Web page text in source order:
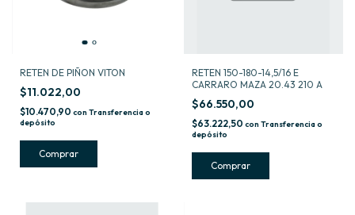
RETEN DE PIÑON VITON
$11.022,00
$10.470,90 con Transferencia o
depósito
RETEN 150-180-14,5/16 E
CARRARO MAZA 20.43 210 A
$66.550,00
$63.222,50 con Transferencia o
depósito